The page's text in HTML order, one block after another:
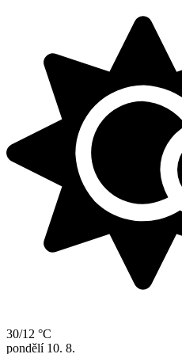
30/12 °C
pondělí 10. 8.